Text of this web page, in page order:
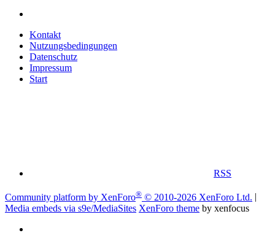
Kontakt
Nutzungsbedingungen
Datenschutz
Impressum
Start
RSS
Community platform by XenForo® © 2010-2026 XenForo Ltd.
Media embeds via s9e/MediaSites XenForo theme by xenfocus